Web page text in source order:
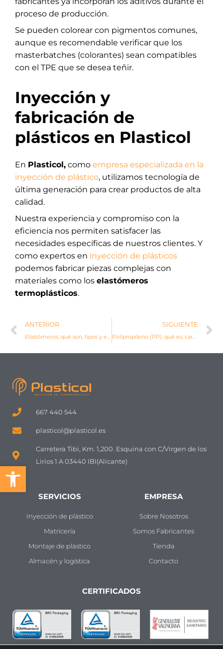
Abrir barra de herramientas
proceso de producción.
Se pueden colorear con pigmentos comunes,
aunque es recomendable verificar que los
masterbatches (colorantes) sean compatibles
con el TPE que se desea teñir.
Inyección y
fabricación de
plásticos en Plasticol
En Plasticol, como empresa especializada en la
inyección de plástico, utilizamos tecnología de
última generación para crear productos de alta
calidad.
Nuestra experiencia y compromiso con la
eficiencia nos permiten satisfacer las
necesidades específicas de nuestros clientes. Y
como expertos en inyección de plásticos
podemos fabricar piezas complejas con
materiales como los elastómeros
termoplásticos.
Ant
ANTERIOR
Elastómeros: qué son, tipos y ejemplos
SIGUIENTE
Polipropileno (PP): qué es, características y usos
667 440 544
plasticol@plasticol.es
Carretera Tibi, Km. 1,200. Esquina con C/Virgen de los
Lirios 1 A 03440 IBI(Alicante)
SERVICIOS
Inyección de plástico
Matricería
Montaje de plástico
Almacén y logística
EMPRESA
Sobre Nosotros
Somos Fabricantes
Tienda
Contacto
CERTIFICADOS